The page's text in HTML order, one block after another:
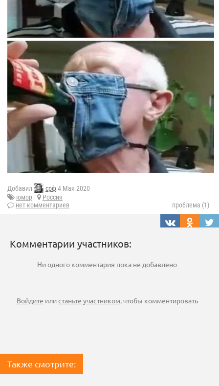
Добавил срф 4 Мая 2020
юмор
Россия
нет комментариев
проблема (1)
Комментарии участников:
Ни одного комментария пока не добавлено
Войдите илистаньте участником, чтобы комментировать
Также смотрите: